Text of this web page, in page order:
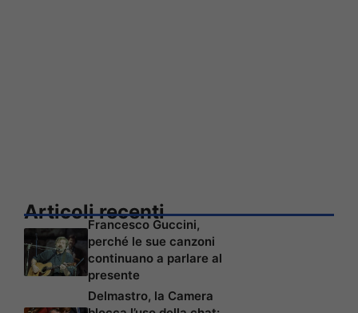
Articoli recenti
Francesco Guccini,
perché le sue canzoni
continuano a parlare al
presente
Delmastro, la Camera